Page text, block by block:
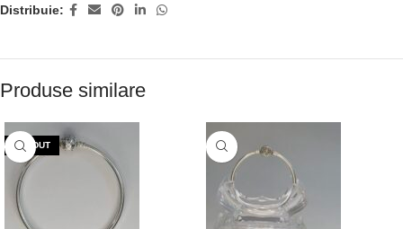
Distribuie:
Produse similare
VÂNDUT